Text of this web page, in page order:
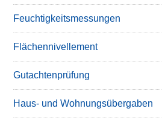
Feuchtigkeitsmessungen
Flächennivellement
Gutachtenprüfung
Haus- und Wohnungsübergaben